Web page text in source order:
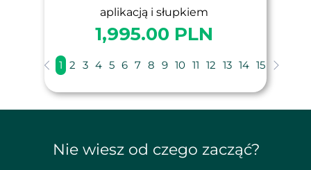
aplikacją i słupkiem
1,995.00 PLN
1 2 3 4 5 6 7 8 9 10 11 12 13 14 15
Nie wiesz od czego zacząć?